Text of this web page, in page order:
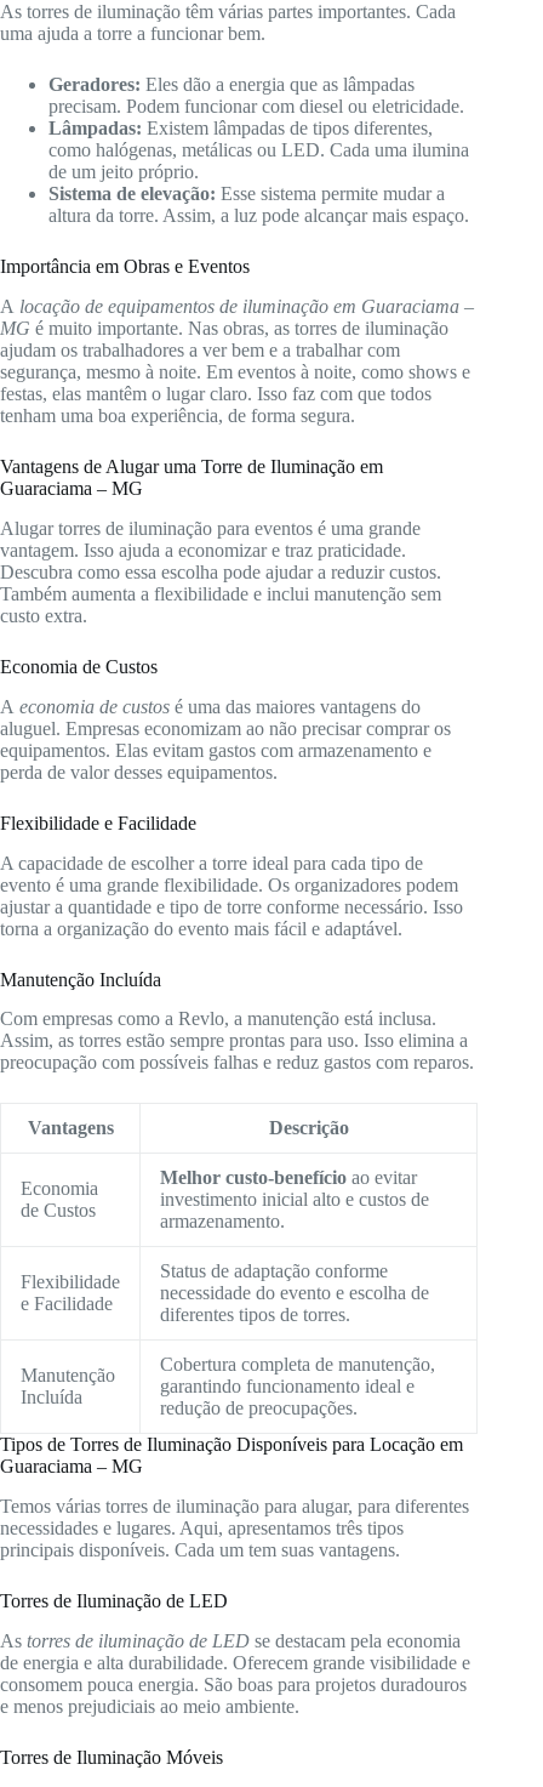
As torres de iluminação têm várias partes importantes. Cada
uma ajuda a torre a funcionar bem.
Geradores: Eles dão a energia que as lâmpadas
precisam. Podem funcionar com diesel ou eletricidade.
Lâmpadas: Existem lâmpadas de tipos diferentes,
como halógenas, metálicas ou LED. Cada uma ilumina
de um jeito próprio.
Sistema de elevação: Esse sistema permite mudar a
altura da torre. Assim, a luz pode alcançar mais espaço.
Importância em Obras e Eventos
A locação de equipamentos de iluminação em Guaraciama –
MG é muito importante. Nas obras, as torres de iluminação
ajudam os trabalhadores a ver bem e a trabalhar com
segurança, mesmo à noite. Em eventos à noite, como shows e
festas, elas mantêm o lugar claro. Isso faz com que todos
tenham uma boa experiência, de forma segura.
Vantagens de Alugar uma Torre de Iluminação em
Guaraciama – MG
Alugar torres de iluminação para eventos é uma grande
vantagem. Isso ajuda a economizar e traz praticidade.
Descubra como essa escolha pode ajudar a reduzir custos.
Também aumenta a flexibilidade e inclui manutenção sem
custo extra.
Economia de Custos
A economia de custos é uma das maiores vantagens do
aluguel. Empresas economizam ao não precisar comprar os
equipamentos. Elas evitam gastos com armazenamento e
perda de valor desses equipamentos.
Flexibilidade e Facilidade
A capacidade de escolher a torre ideal para cada tipo de
evento é uma grande flexibilidade. Os organizadores podem
ajustar a quantidade e tipo de torre conforme necessário. Isso
torna a organização do evento mais fácil e adaptável.
Manutenção Incluída
Com empresas como a Revlo, a manutenção está inclusa.
Assim, as torres estão sempre prontas para uso. Isso elimina a
preocupação com possíveis falhas e reduz gastos com reparos.
Vantagens Descrição
Economia
de Custos
Melhor custo-benefício ao evitar
investimento inicial alto e custos de
armazenamento.
Flexibilidade
e Facilidade
Status de adaptação conforme
necessidade do evento e escolha de
diferentes tipos de torres.
Manutenção
Incluída
Cobertura completa de manutenção,
garantindo funcionamento ideal e
redução de preocupações.
Tipos de Torres de Iluminação Disponíveis para Locação em
Guaraciama – MG
Temos várias torres de iluminação para alugar, para diferentes
necessidades e lugares. Aqui, apresentamos três tipos
principais disponíveis. Cada um tem suas vantagens.
Torres de Iluminação de LED
As torres de iluminação de LED se destacam pela economia
de energia e alta durabilidade. Oferecem grande visibilidade e
consomem pouca energia. São boas para projetos duradouros
e menos prejudiciais ao meio ambiente.
Torres de Iluminação Móveis